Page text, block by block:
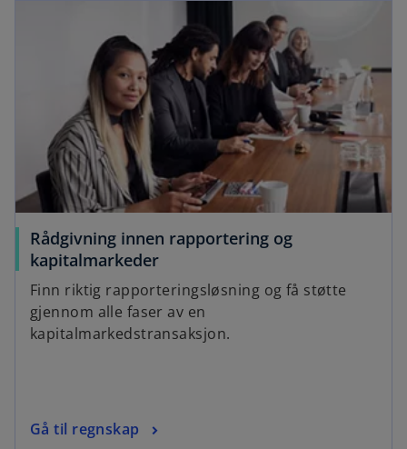
e
w
a
Rådgivning innen rapportering og
kapitalmarkeder
Finn riktig rapporteringsløsning og få støtte
gjennom alle faser av en
kapitalmarkedstransaksjon.
Gå til regnskap